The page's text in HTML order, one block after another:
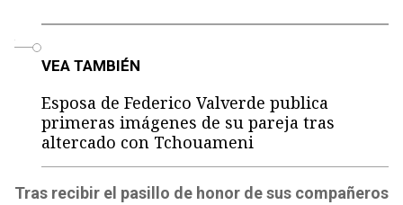
VEA TAMBIÉN
Esposa de Federico Valverde publica
primeras imágenes de su pareja tras
altercado con Tchouameni
Tras recibir el pasillo de honor de sus compañeros